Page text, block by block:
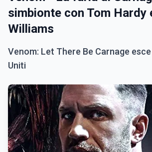
simbionte con Tom Hardy
Williams
Venom: Let There Be Carnage
Uniti